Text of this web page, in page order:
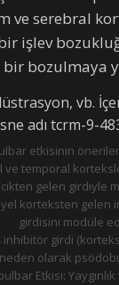
ve serebral
işlev
bozulmaya
etkisinin
ve temporal
gelen girdiyle
korteksten gelen
girdisini modüle
inhibitör girdi
olarak
Etkisi: